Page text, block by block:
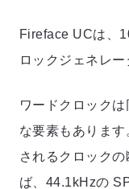
Fireface UCは、
ロックジェネレ
ワードクロック
な要素もありま
されるクロック
ば、44.1kHzの